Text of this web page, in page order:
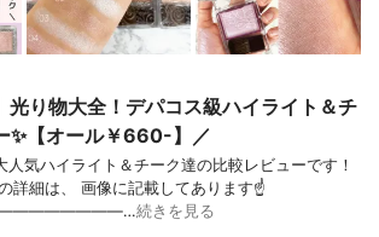
光り物大全！デパコス級ハイライト＆チ
✨【オール￥660-】／
気ハイライト＆チーク達の比較レビューです！
詳細は、 画像に記載してあります☝
続きを見る